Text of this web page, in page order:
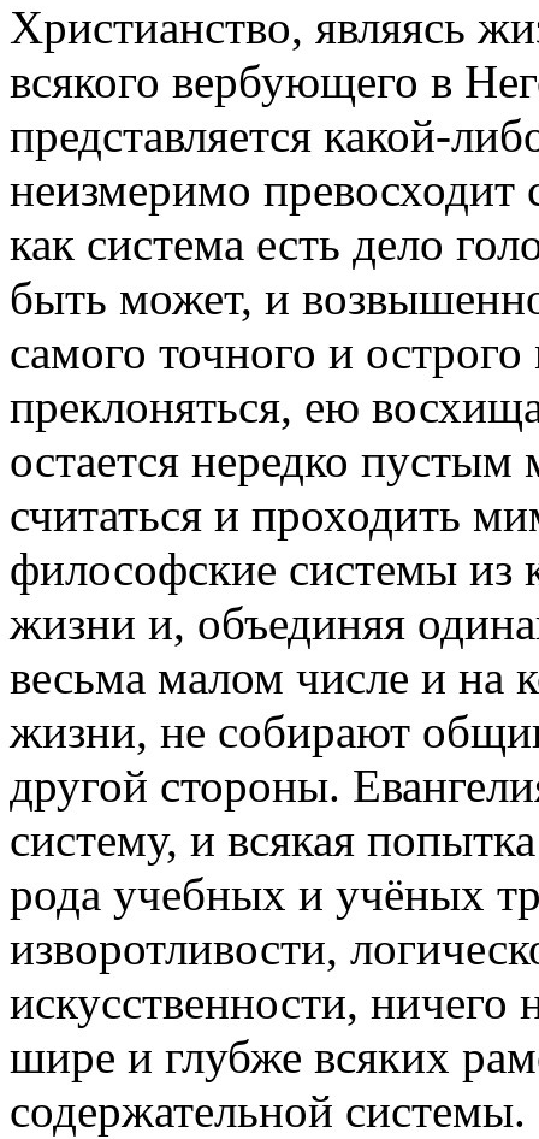
Христианство, являясь
всякого вербующего в
представляется какой-
неизмеримо
как система есть дело
быть может, и
самого точного и
преклоняться, ею
остается нередко
считаться и проходить
философские системы из
жизни и, объединяя
весьма малом числе и на
жизни, не собирают
другой стороны.
систему, и всякая
рода учебных и учёных
изворотливости,
искусственности, ничего
шире и глубже всяких
содержательной системы.